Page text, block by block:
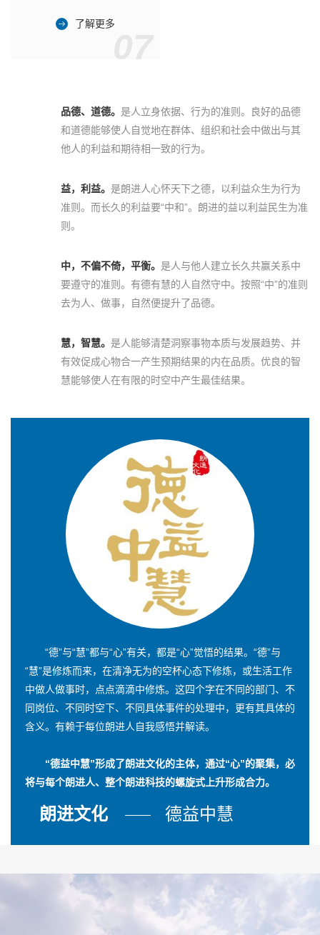
了解更多
品德、道德。 是人立身依据、行为的准则。良好的品德
和道德能够使人自觉地在群体、组织和社会中做出与其
他人的利益和期待相一致的行为。
益，利益。 是朗进人心怀天下之德，以利益众生为行为
准则。而长久的利益要“中和”。朗进的益以利益民生为准
则。
中，不偏不倚，平衡。 是人与他人建立长久共赢关系中
要遵守的准则。有德有慧的人自然守中。按照“中”的准则
去为人、做事，自然便提升了品德。
慧，智慧。 是人能够清楚洞察事物本质与发展趋势、并
有效促成心物合一产生预期结果的内在品质。优良的智
慧能够使人在有限的时空中产生最佳结果。
“德”与“慧”都与“心”有关，都是“心”觉悟的结果。“德”与
“慧”是修炼而来，在清净无为的空杯心态下修炼，或生活工作
中做人做事时，点点滴滴中修炼。这四个字在不同的部门、不
同岗位、不同时空下、不同具体事件的处理中，更有其具体的
含义。有赖于每位朗进人自我感悟并解读。
“德益中慧”形成了朗进文化的主体，通过“心”的聚集，必
将与每个朗进人、整个朗进科技的螺旋式上升形成合力。
朗进文化 德益中慧